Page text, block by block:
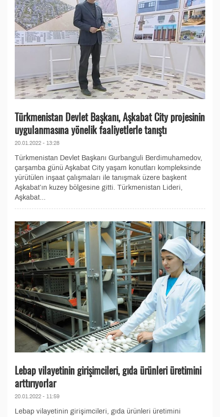
Türkmenistan Devlet Başkanı, Aşkabat City projesinin
uygulanmasına yönelik faaliyetlerle tanıştı
20.01.2022 - 13:28
Türkmenistan Devlet Başkanı Gurbanguli Berdimuhamedov,
çarşamba günü Aşkabat City yaşam konutları kompleksinde
yürütülen inşaat çalışmaları ile tanışmak üzere başkent
Aşkabat’ın kuzey bölgesine gitti. Türkmenistan Lideri,
Aşkabat...
Lebap vilayetinin girişimcileri, gıda ürünleri üretimini
arttırıyorlar
20.01.2022 - 11:59
Lebap vilayetinin girişimcileri, gıda ürünleri üretimini